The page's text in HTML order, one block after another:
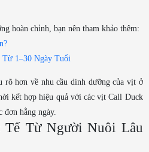
hoàn chỉnh, bạn nên tham khảo thêm:
1–30 Ngày Tuổi
rõ hơn về nhu cầu dinh dưỡng của vịt ở
kết hợp hiệu quả với các vịt Call Duck
hằng ngày.
Tế Từ Người Nuôi Lâu